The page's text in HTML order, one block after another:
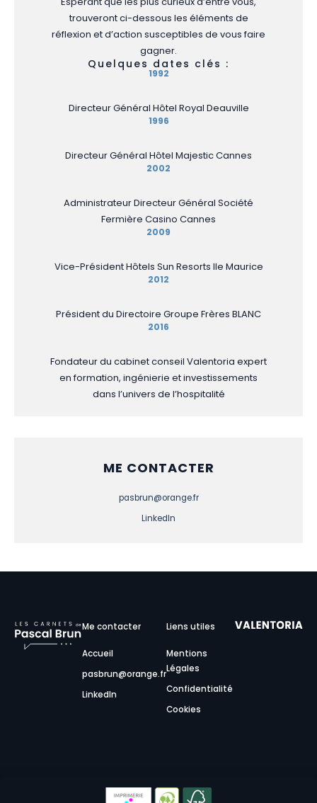
trouveront ci-dessous les éléments de
réflexion et d’action susceptibles de vous faire
gagner.
Quelques dates clés :
1992
Directeur Général Hôtel Royal Deauville
1996
Directeur Général Hôtel Majestic Cannes
2002
Administrateur Directeur Général Société
Fermière Casino Cannes
2009
Vice-Président Hôtels Sun Resorts Ile Maurice
2012
Président du Directoire Groupe Frères BLANC
2016
Fondateur du cabinet conseil Valentoria expert
en formation, ingénierie et investissements
dans l’univers de l’hospitalité
ME CONTACTER
pasbrun@orange.fr
LinkedIn
Me contacter
Accueil
pasbrun@orange.fr
LinkedIn
Liens utiles
Mentions
Légales
Confidentialité
Cookies